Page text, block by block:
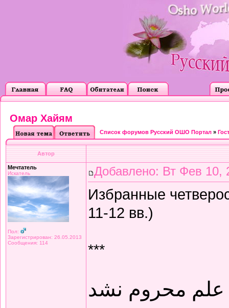
Омар Хайям
Список форумов Русский ОШО Портал »
Автор
Мечтатель
Искатель
Пол:
Зарегистрирован: 26.05.2013
Сообщения: 114
Добавлено: Вт Фев 10,
Избранные
11-12 вв.)
***
محروم نشد